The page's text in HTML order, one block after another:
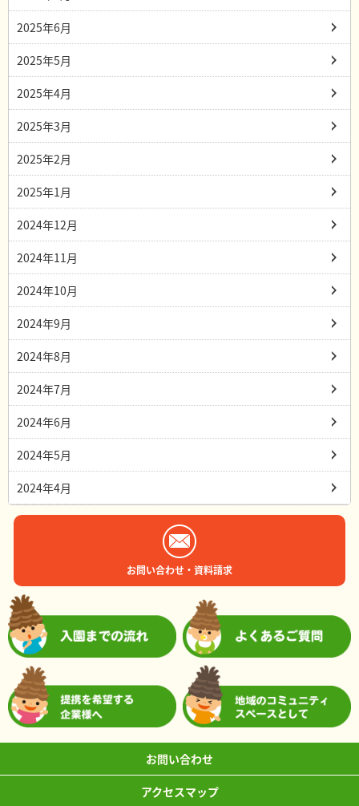
2025年6月
2025年5月
2025年4月
2025年3月
2025年2月
2025年1月
2024年12月
2024年11月
2024年10月
2024年9月
2024年8月
2024年7月
2024年6月
2024年5月
2024年4月
お問い合わせ・資料請求
お問い合わせ
アクセスマップ